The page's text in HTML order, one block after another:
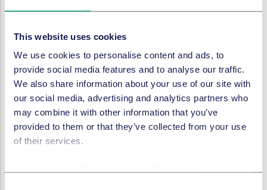
This website uses cookies
We use cookies to personalise content and ads, to
provide social media features and to analyse our traffic.
We also share information about your use of our site with
our social media, advertising and analytics partners who
may combine it with other information that you’ve
provided to them or that they’ve collected from your use
of their services.
SERVICES ET GROUPES
Concurrence, UE & commerce
Résolution des litiges